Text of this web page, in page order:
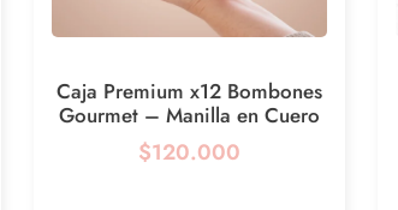
Caja Premium x12 Bombones
Gourmet – Manilla en Cuero
$120.000